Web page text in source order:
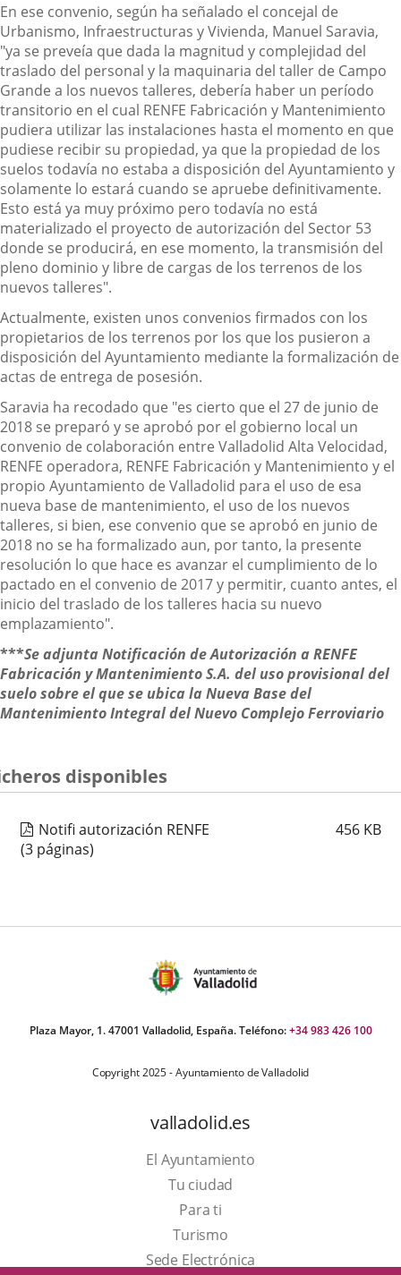
En ese convenio, según ha señalado el concejal de
Urbanismo, Infraestructuras y Vivienda, Manuel Saravia,
"ya se preveía que dada la magnitud y complejidad del
traslado del personal y la maquinaria del taller de Campo
Grande a los nuevos talleres, debería haber un período
transitorio en el cual RENFE Fabricación y Mantenimiento
pudiera utilizar las instalaciones hasta el momento en que
pudiese recibir su propiedad, ya que la propiedad de los
suelos todavía no estaba a disposición del Ayuntamiento y
solamente lo estará cuando se apruebe definitivamente.
Esto está ya muy próximo pero todavía no está
materializado el proyecto de autorización del Sector 53
donde se producirá, en ese momento, la transmisión del
pleno dominio y libre de cargas de los terrenos de los
nuevos talleres".
Actualmente, existen unos convenios firmados con los
propietarios de los terrenos por los que los pusieron a
disposición del Ayuntamiento mediante la formalización de
actas de entrega de posesión.
Saravia ha recodado que "es cierto que el 27 de junio de
2018 se preparó y se aprobó por el gobierno local un
convenio de colaboración entre Valladolid Alta Velocidad,
RENFE operadora, RENFE Fabricación y Mantenimiento y el
propio Ayuntamiento de Valladolid para el uso de esa
nueva base de mantenimiento, el uso de los nuevos
talleres, si bien, ese convenio que se aprobó en junio de
2018 no se ha formalizado aun, por tanto, la presente
resolución lo que hace es avanzar el cumplimiento de lo
pactado en el convenio de 2017 y permitir, cuanto antes, el
inicio del traslado de los talleres hacia su nuevo
emplazamiento".
***Se adjunta Notificación de Autorización a RENFE
Fabricación y Mantenimiento S.A. del uso provisional del
suelo sobre el que se ubica la Nueva Base del
Mantenimiento Integral del Nuevo Complejo Ferroviario
disponibles
Notifi autorización RENFE 456 KB
(3 páginas)
Plaza Mayor, 1. 47001 Valladolid, España. Teléfono:+34 983 426 100
Copyright 2025 - Ayuntamiento de Valladolid
valladolid.es
El Ayuntamiento
Tu ciudad
Para ti
TurismoEste
enlace
Sede Electrónica